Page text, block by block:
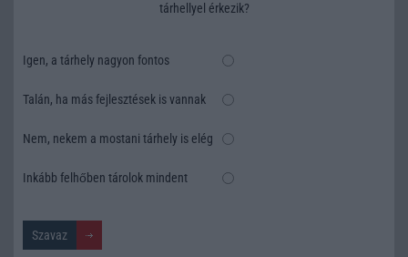
tárhellyel érkezik?
Igen, a tárhely nagyon fontos
Talán, ha más fejlesztések is vannak
Nem, nekem a mostani tárhely is elég
Inkább felhőben tárolok mindent